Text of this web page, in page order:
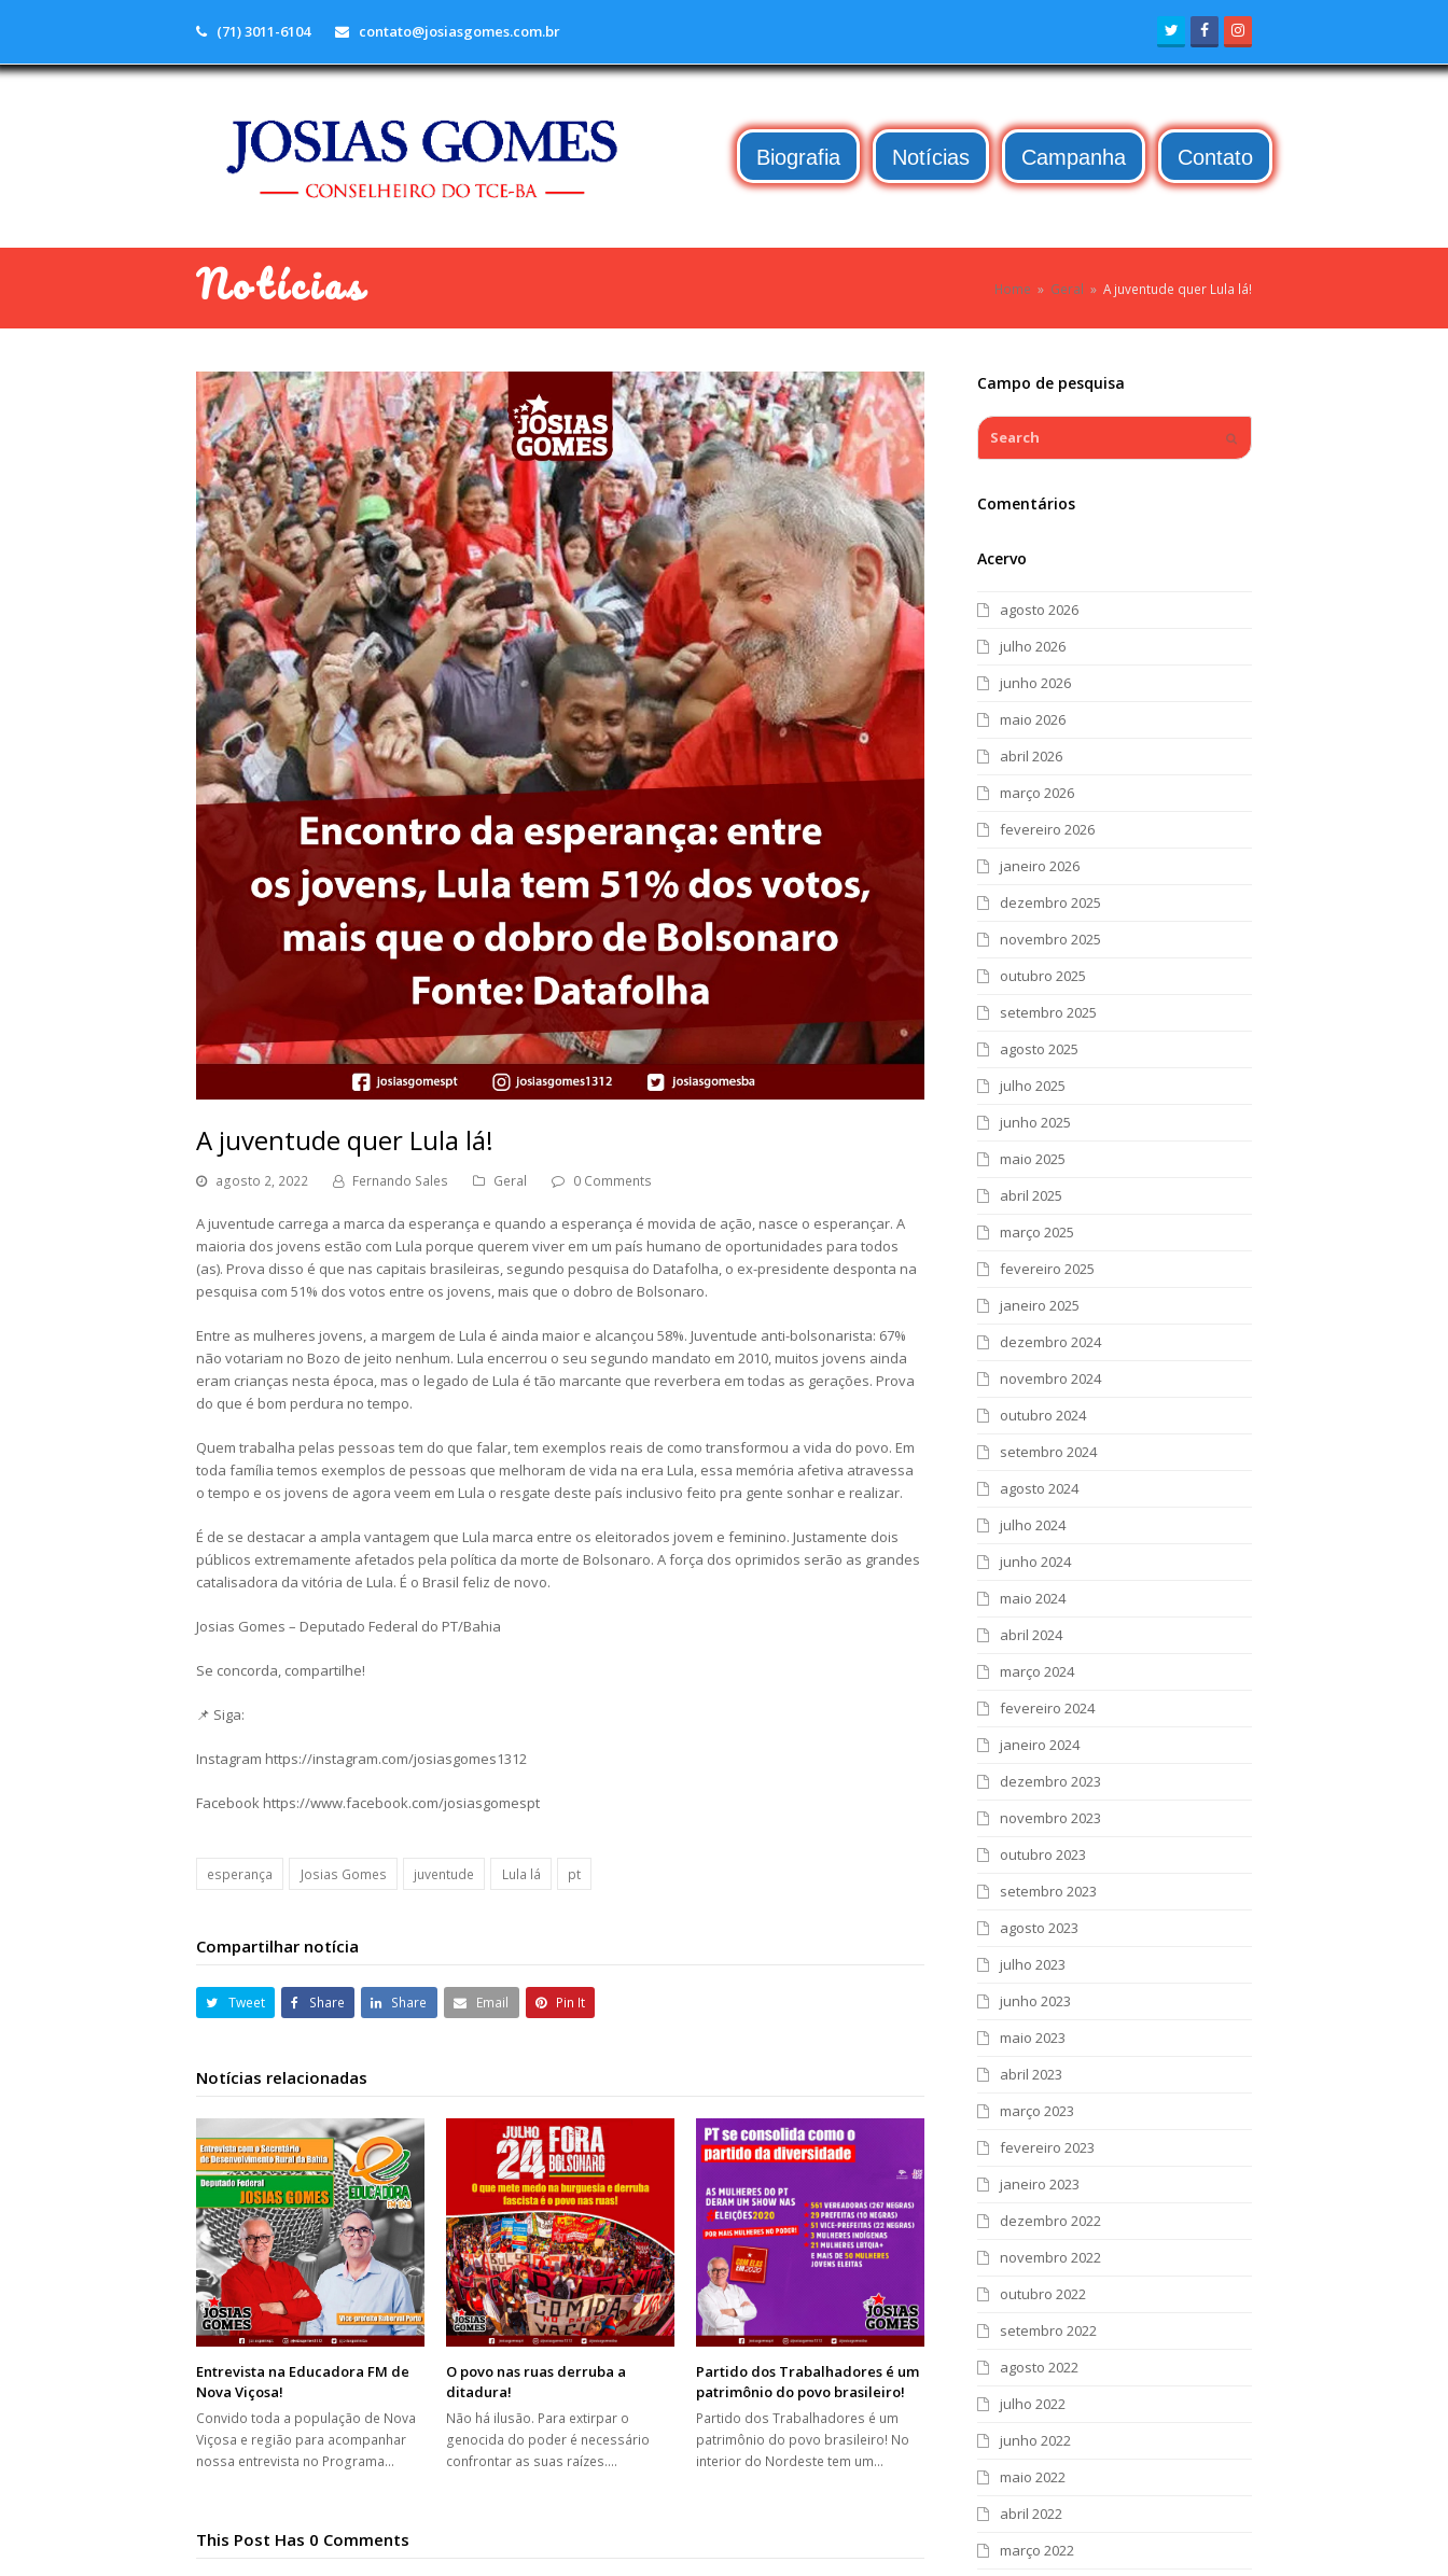
(71) 3011-6104 contato@josiasgomes.com.br TwitterFacebook
Biografia Notícias Campanha Contato
Notícias Home » Geral » A juventude quer Lula lá!
A juventude quer Lula lá!
agosto 2, 2022 Fernando Sales Geral 0 Comments
A juventude carrega a marca da esperança e quando a esperança é movida de ação, nasce o esperançar. A
maioria dos jovens estão com Lula porque querem viver em um país humano de oportunidades para todos
(as). Prova disso é que nas capitais brasileiras, segundo pesquisa do Datafolha, o ex-presidente desponta na
pesquisa com 51% dos votos entre os jovens, mais que o dobro de Bolsonaro.
Entre as mulheres jovens, a margem de Lula é ainda maior e alcançou 58%. Juventude anti-bolsonarista: 67%
não votariam no Bozo de jeito nenhum. Lula encerrou o seu segundo mandato em 2010, muitos jovens ainda
eram crianças nesta época, mas o legado de Lula é tão marcante que reverbera em todas as gerações. Prova
do que é bom perdura no tempo.
Quem trabalha pelas pessoas tem do que falar, tem exemplos reais de como transformou a vida do povo. Em
toda família temos exemplos de pessoas que melhoram de vida na era Lula, essa memória afetiva atravessa
o tempo e os jovens de agora veem em Lula o resgate deste país inclusivo feito pra gente sonhar e realizar.
É de se destacar a ampla vantagem que Lula marca entre os eleitorados jovem e feminino. Justamente dois
públicos extremamente afetados pela política da morte de Bolsonaro. A força dos oprimidos serão as grandes
catalisadora da vitória de Lula. É o Brasil feliz de novo.
Josias Gomes – Deputado Federal do PT/Bahia
Se concorda, compartilhe!
📌 Siga:
Instagram https://instagram.com/josiasgomes1312
Facebook https://www.facebook.com/josiasgomespt
esperança Josias Gomes juventude Lula lá pt
Compartilhar notícia
Tweet Share Share Email Pin It
Notícias relacionadas
Entrevista na Educadora FM de
Nova Viçosa!
Convido toda a população de Nova
Viçosa e região para acompanhar
nossa entrevista no Programa…
O povo nas ruas derruba a
ditadura!
Não há ilusão. Para extirpar o
genocida do poder é necessário
confrontar as suas raízes.…
Partido dos Trabalhadores é um
patrimônio do povo brasileiro!
Partido dos Trabalhadores é um
patrimônio do povo brasileiro! No
interior do Nordeste tem um…
This Post Has 0 Comments
Campo de pesquisa
Search
Comentários
Acervo
agosto 2026
julho 2026
junho 2026
maio 2026
abril 2026
março 2026
fevereiro 2026
janeiro 2026
dezembro 2025
novembro 2025
outubro 2025
setembro 2025
agosto 2025
julho 2025
junho 2025
maio 2025
abril 2025
março 2025
fevereiro 2025
janeiro 2025
dezembro 2024
novembro 2024
outubro 2024
setembro 2024
agosto 2024
julho 2024
junho 2024
maio 2024
abril 2024
março 2024
fevereiro 2024
janeiro 2024
dezembro 2023
novembro 2023
outubro 2023
setembro 2023
agosto 2023
julho 2023
junho 2023
maio 2023
abril 2023
março 2023
fevereiro 2023
janeiro 2023
dezembro 2022
novembro 2022
outubro 2022
setembro 2022
agosto 2022
julho 2022
junho 2022
maio 2022
abril 2022
março 2022